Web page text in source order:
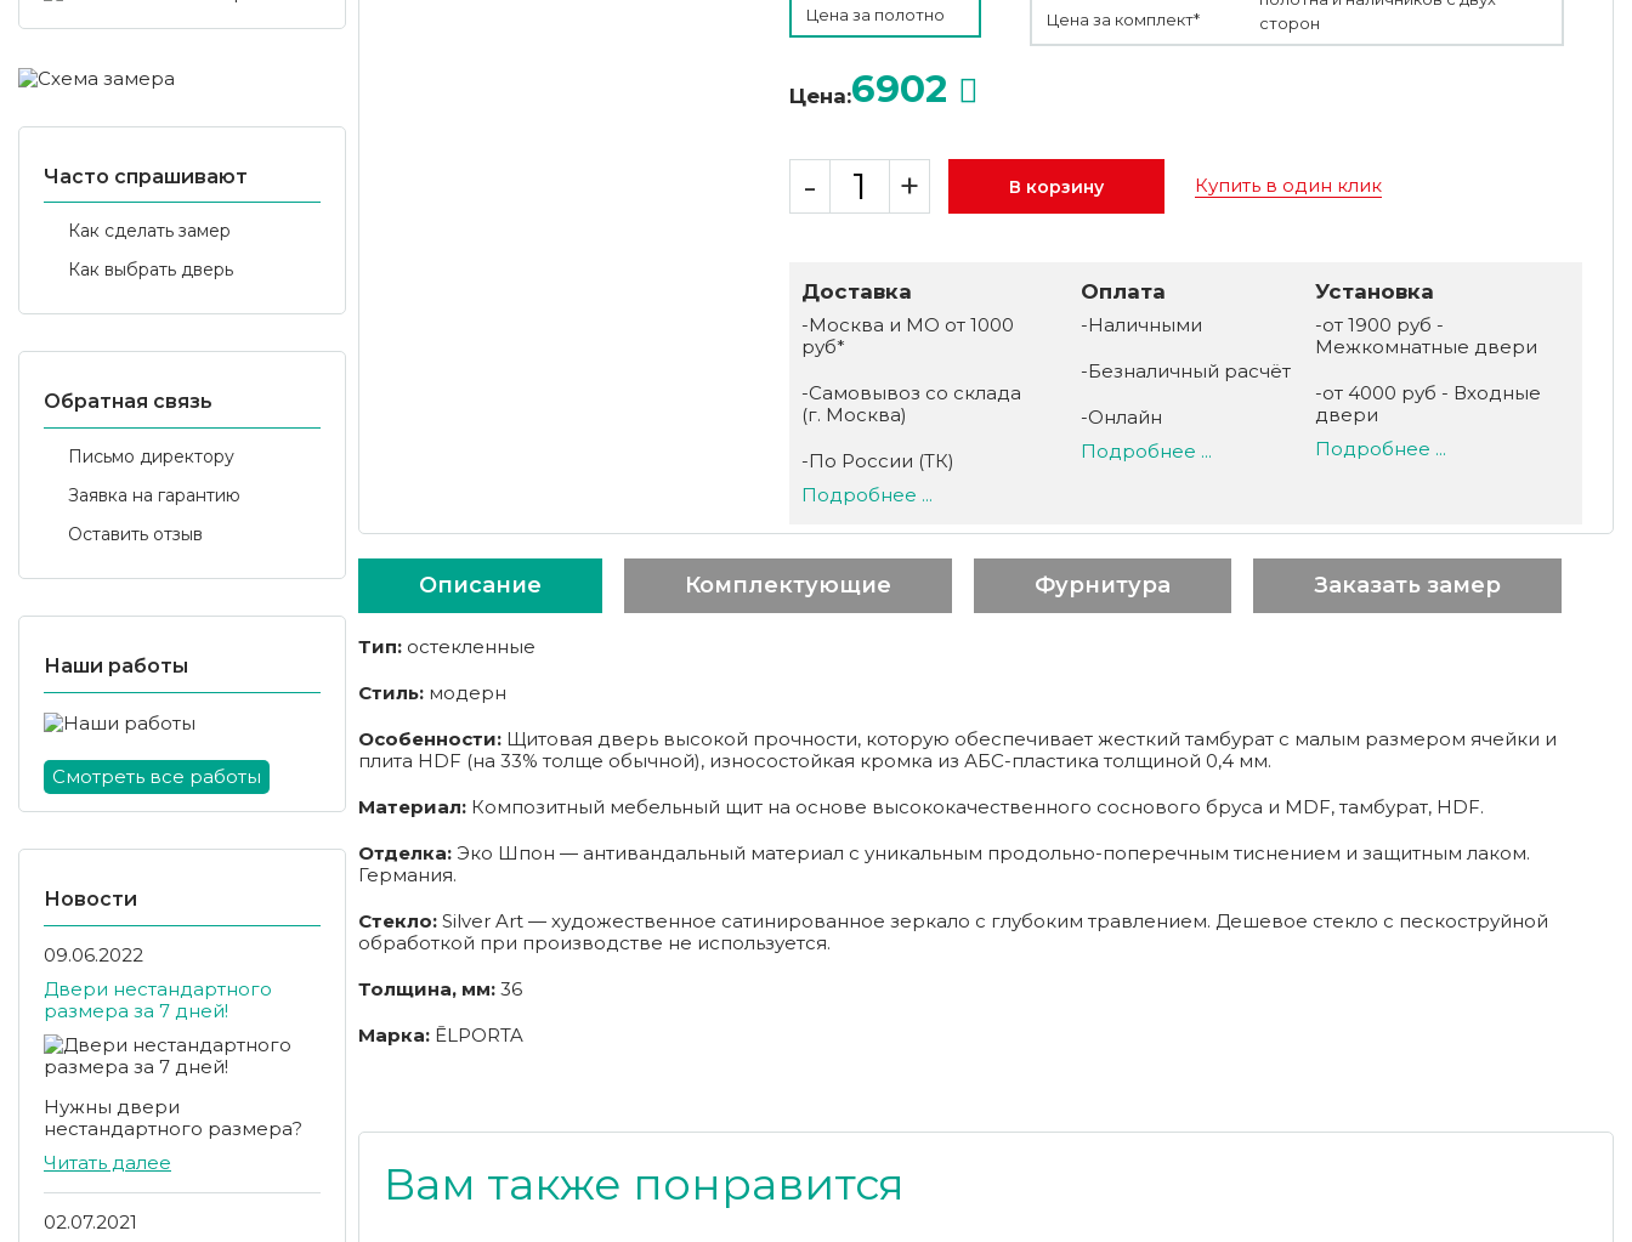
Часто спрашивают
Как сделать замер
Как выбрать дверь
Обратная связь
Письмо директору
Заявка на гарантию
Оставить отзыв
Наши работы
Смотреть все работы
Новости
09.06.2022
Двери нестандартного
размера за 7 дней!
Нужны двери
нестандартного размера?
Читать далее
02.07.2021
Цена за полотно Цена за комплект*
сторон
Цена:6902
- + В корзину Купить в один клик
Доставка
-Москва и МО от 1000
руб*
-Самовывоз со склада
(г. Москва)
-По России (ТК)
Подробнее ...
Оплата
-Наличными
-Безналичный расчёт
-Онлайн
Подробнее ...
Установка
-от 1900 руб -
Межкомнатные двери
-от 4000 руб - Входные
двери
Подробнее ...
Описание Комплектующие Фурнитура Заказать замер
Тип: остекленные
Стиль: модерн
Особенности: Щитовая дверь высокой прочности, которую обеспечивает жесткий тамбурат с малым размером ячейки и
плита HDF (на 33% толще обычной), износостойкая кромка из АБС-пластика толщиной 0,4 мм.
Материал: Композитный мебельный щит на основе высококачественного соснового бруса и MDF, тамбурат, HDF.
Отделка: Эко Шпон — антивандальный материал с уникальным продольно-поперечным тиснением и защитным лаком.
Германия.
Стекло: Silver Art — художественное сатинированное зеркало с глубоким травлением. Дешевое стекло с пескоструйной
обработкой при производстве не используется.
Толщина, мм: 36
Марка: ĒLPORTA
Вам также понравится